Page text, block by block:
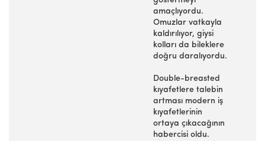
amaçlıyordu.
Omuzlar vatkayla
kaldırılıyor, giysi
kolları da bileklere
doğru daralıyordu.
Double-breasted
kıyafetlere talebin
artması modern iş
kıyafetlerinin
ortaya çıkacağının
habercisi oldu.